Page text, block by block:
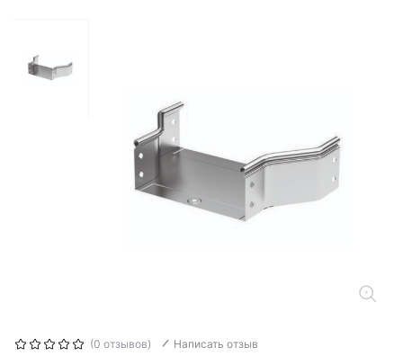
(0 отзывов) Написать отзыв